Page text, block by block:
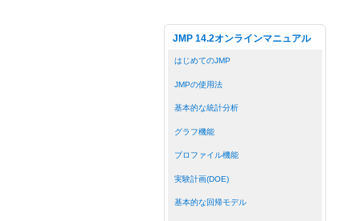
JMP 14.2オンラインマニュアル
はじめてのJMP
JMPの使用法
基本的な統計分析
グラフ機能
プロファイル機能
実験計画(DOE)
基本的な回帰モデル